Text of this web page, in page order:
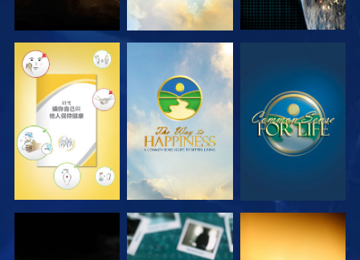
觀看 觀看 觀看